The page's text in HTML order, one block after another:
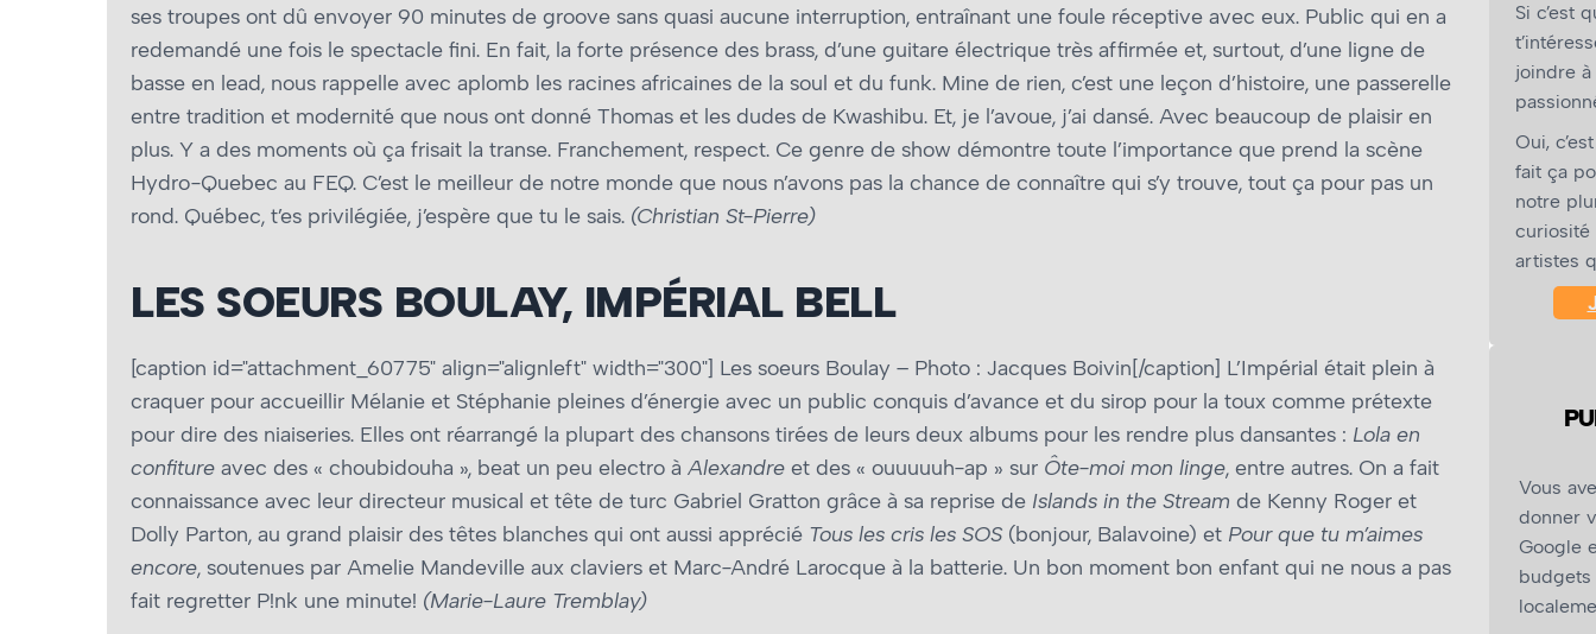
ses troupes ont dû envoyer 90 minutes de groove sans quasi aucune interruption, entraînant une foule réceptive avec eux. Public qui en a
redemandé une fois le spectacle fini. En fait, la forte présence des brass, d’une guitare électrique très affirmée et, surtout, d’une ligne de
basse en lead, nous rappelle avec aplomb les racines africaines de la soul et du funk. Mine de rien, c’est une leçon d’histoire, une passerelle
entre tradition et modernité que nous ont donné Thomas et les dudes de Kwashibu. Et, je l’avoue, j’ai dansé. Avec beaucoup de plaisir en
plus. Y a des moments où ça frisait la transe. Franchement, respect. Ce genre de show démontre toute l’importance que prend la scène
Hydro-Quebec au FEQ. C’est le meilleur de notre monde que nous n’avons pas la chance de connaître qui s’y trouve, tout ça pour pas un
rond. Québec, t’es privilégiée, j’espère que tu le sais. (Christian St-Pierre)
LES SOEURS BOULAY, IMPÉRIAL BELL
[caption id="attachment_60775" align="alignleft" width="300"] Les soeurs Boulay – Photo : Jacques Boivin[/caption] L’Impérial était plein à
craquer pour accueillir Mélanie et Stéphanie pleines d’énergie avec un public conquis d’avance et du sirop pour la toux comme prétexte
pour dire des niaiseries. Elles ont réarrangé la plupart des chansons tirées de leurs deux albums pour les rendre plus dansantes : Lola en
confiture avec des « choubidouha », beat un peu electro à Alexandre et des « ouuuuuh-ap » sur Ôte-moi mon linge, entre autres. On a fait
connaissance avec leur directeur musical et tête de turc Gabriel Gratton grâce à sa reprise de Islands in the Stream de Kenny Roger et
Dolly Parton, au grand plaisir des têtes blanches qui ont aussi apprécié Tous les cris les SOS (bonjour, Balavoine) et Pour que tu m’aimes
encore, soutenues par Amelie Mandeville aux claviers et Marc-André Larocque à la batterie. Un bon moment bon enfant qui ne nous a pas
fait regretter P!nk une minute! (Marie-Laure Tremblay)
Si c’est
joindre
Oui,
fait ça
notre
curiosité
artistes
Vous
donner
Google